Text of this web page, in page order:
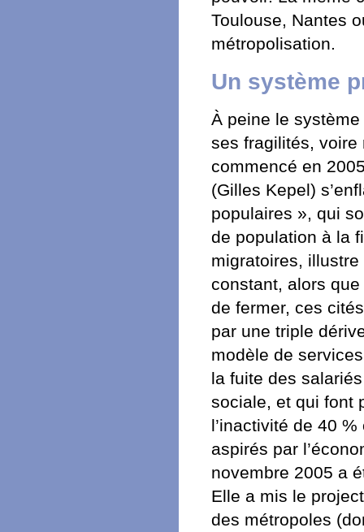
Toulouse, Nantes
métropolisation.
Un système
À peine le
ses fragilités, voire
commencé en
(Gilles Kepel)
populaires », qui
de population à la
migratoires,
constant, alors
de fermer, ces
par une triple
modèle de
la fuite des
sociale, et qui font
l’inactivité de 40
aspirés par
novembre 2005 a
Elle a mis le
des métropoles